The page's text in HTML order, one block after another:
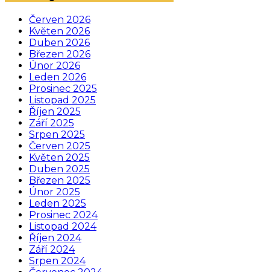
Červen 2026
Květen 2026
Duben 2026
Březen 2026
Únor 2026
Leden 2026
Prosinec 2025
Listopad 2025
Říjen 2025
Září 2025
Srpen 2025
Červen 2025
Květen 2025
Duben 2025
Březen 2025
Únor 2025
Leden 2025
Prosinec 2024
Listopad 2024
Říjen 2024
Září 2024
Srpen 2024